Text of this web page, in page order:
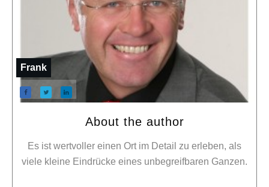
Frank
About the author
Es ist wertvoller einen Ort im Detail zu erleben, als
viele kleine Eindrücke eines unbegreifbaren Ganzen.